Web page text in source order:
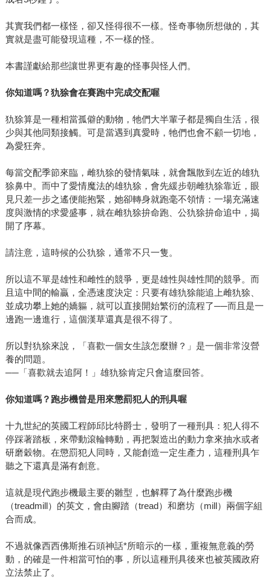
其實我們都一樣怪，卻又怪得很不一樣。怪奇事物所想做的，其
實就是盡可能發現這種，不一樣的怪。
本書謹獻給那些讓世界更有趣的怪事與怪人們。
你知道嗎？犰狳會在賽跑中完成交配喔
犰狳算是一種相當孤僻的動物，牠們大半輩子都是獨自生活，很
少與其他同類接觸。可是當遇到真愛時，牠們也會不顧一切地，
為愛狂奔。
每當交配季節來臨，雌犰狳的發情氣味，就會飄散到左近的雄犰
狳鼻中。而中了愛情魔法的雄犰狳，會先緩步朝雌犰狳靠近，眼
見只差一步之遙便能抱緊，她卻轉身就跑毫不領情：一場充滿速
度與激情的求愛盛事，就在雌犰狳拚命跑、公犰狳拚命追中，揭
開了序幕。
請注意，這時候的公犰狳，通常不只一隻。
所以這不單是雄性和雌性的競爭，更是雄性與雄性間的競爭。而
且這中間的輸贏，全憑速度決定：只要有雄犰狳能追上雌犰狳、
並成功攀上她的嬌軀，就可以直接開始繁衍的流程了──而且是一
邊跑一邊進行，這個漢草還真是很不得了。
所以對犰狳來說，「喜歡一個女生該怎麼辦？」是一個非常沒營
養的問題。
──「喜歡就去追阿！」雄犰狳肯定只會這麼回答。
你知道嗎？跑步機曾是用來懲罰犯人的刑具喔
十九世紀的英國工程師邱比特爵士，發明了一種刑具：犯人得不
停踩著踏板，來帶動滾輪轉動，再把製造出的動力拿來抽水或者
研磨穀物。在懲罰犯人同時，又能創造一定生產力，這種刑具乍
聽之下還真是滿有創意。
這就是現代跑步機最主要的雛型，也解釋了為什麼跑步機
（treadmill）的英文，會由腳踏（tread）和磨坊（mill）兩個字組
合而成。
不過就像西西佛斯推石頭神話*所暗示的一樣，重複無意義的勞
動，的確是一件相當可怕的事，所以這種刑具後來也被英國政府
立法禁止了。